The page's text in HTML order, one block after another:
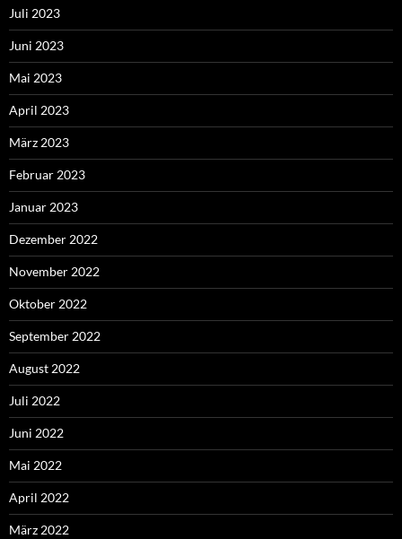
Juli 2023
Juni 2023
Mai 2023
April 2023
März 2023
Februar 2023
Januar 2023
Dezember 2022
November 2022
Oktober 2022
September 2022
August 2022
Juli 2022
Juni 2022
Mai 2022
April 2022
März 2022